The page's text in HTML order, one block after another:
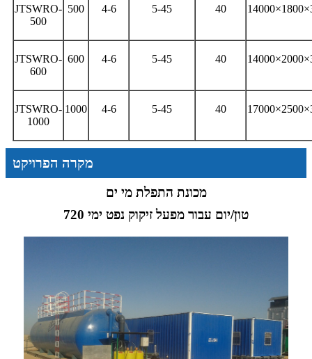
JTSWRO-
500
500 4-6 5-45 40
JTSWRO-
600
600 4-6 5-45 40
JTSWRO-
1000
1000 4-6 5-45 40
מקרה הפרויקט
מכונת התפלת מי ים
720 טון/יום עבור מפעל זיקוק נפט ימי